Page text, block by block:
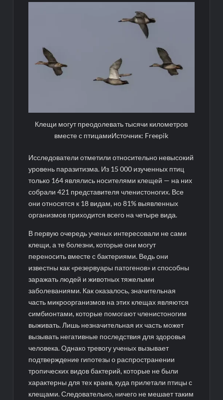
Клещи могут преодолевать тысячи километров
вместе с птицамиИсточник: Freepik
Исследователи отметили относительно невысокий
уровень паразитизма. Из 15 000 изученных птиц
только 164 являлись носителями клещей — на них
собрали 421 представителя членистоногих. Все
они относятся к 18 видам, но 81% выявленных
организмов приходится всего на четыре вида.
В первую очередь ученых интересовали не сами
клещи, а те болезни, которые они могут
переносить вместе с бактериями. Ведь они
известны как «резервуары патогенов» и способны
заражать людей и животных тяжелыми
заболеваниями. Как оказалось, значительная
часть микроорганизмов на этих клещах являются
симбионтами, которые помогают членистоногим
выживать. Лишь незначительная их часть может
вызывать негативные последствия для здоровья
человека. Однако тревогу ученых вызывает
подтверждение гипотезы о распространении
тропических видов бактерий, которые не были
характерны для тех краев, куда прилетали птицы с
клещами. Следовательно, ничего не мешает таким